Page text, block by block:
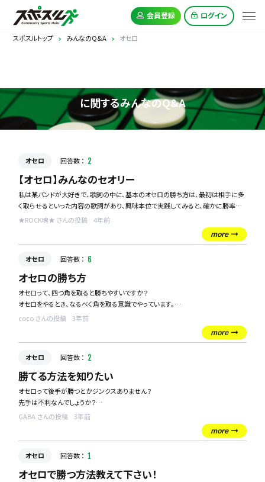
会員登録 ログイン
スポスルトップ みんなのQ&A オセロ
に関するみんなのQ&A
オセロ 回答数 ： 2
【オセロ】みんなのセオリー
私は某バンドが大好きで、歌詞の中に、基本のオセロの勝ち方は、最初は相手に多
く取らせるといった内容の歌詞があり、興味本位で実践してみると、確かに勝率が
高い気がしています。
単純に私が戦った相手が弱いという可能性もあるので、同じ戦法を使っている方の
感想や、私はこう考えてプレイします！など、皆様のプレイスタイルを教えてほしい
★ROCK魂★ さんの投稿
4年前
more
オセロ 回答数 ： 6
オセロの勝ち方
オセロって、四つ角を取ると勝ちやすいですか？
オセロをやるとき、なるべく角を取る意識でやっています。
また、四つ角を相手に取られてしまったとき、勝手段はあるのでしょうか。
coco さんの投稿
3年前
more
オセロ 回答数 ： 2
勝てる方法を知りたい
オセロって後手が勝つとかジンクスありません？
先手は不利なんでしょうか？
角は取ると勝てる気がする気がしますが、実際どうしたら勝てるか知りたいです！！
GABA さんの投稿
3年前
more
オセロ 回答数 ： 1
オセロで勝つ方法教えて下さい！